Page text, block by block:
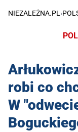
NIEZALEŻNA.PL ›
robi co
W